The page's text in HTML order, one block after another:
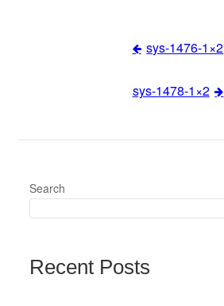
sys-1476-1×2
sys-1478-1×2
Search
Recent Posts